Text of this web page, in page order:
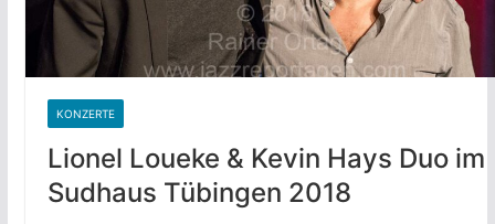
KONZERTE
Lionel Loueke & Kevin Hays Duo im
Sudhaus Tübingen 2018